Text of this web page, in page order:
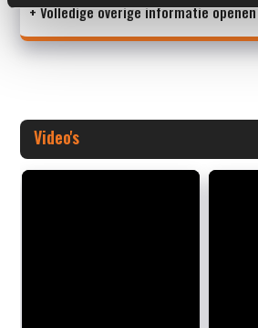
+ Volledige overige informatie openen
Video's